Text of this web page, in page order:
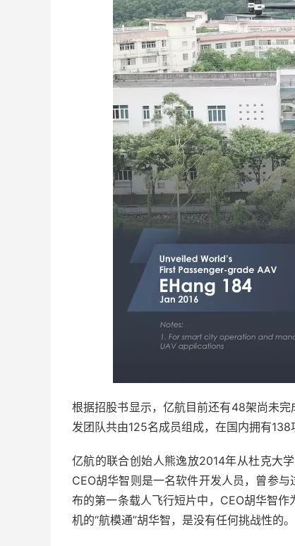
根据招股书显示，亿航目前还有48架尚未
发团队共由125名成员组成，在国内拥有138
亿航的联合创始人熊逸放2014年从杜克大
CEO胡华智则是一名软件开发人员，曾参
布的第一条载人飞行短片中，CEO胡华智
机的“航模通”胡华智，是没有任何挑战性的。